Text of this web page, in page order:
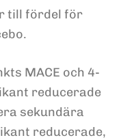
till fördel för
MACE och 4-
reducerade
sekundära
reducerade,